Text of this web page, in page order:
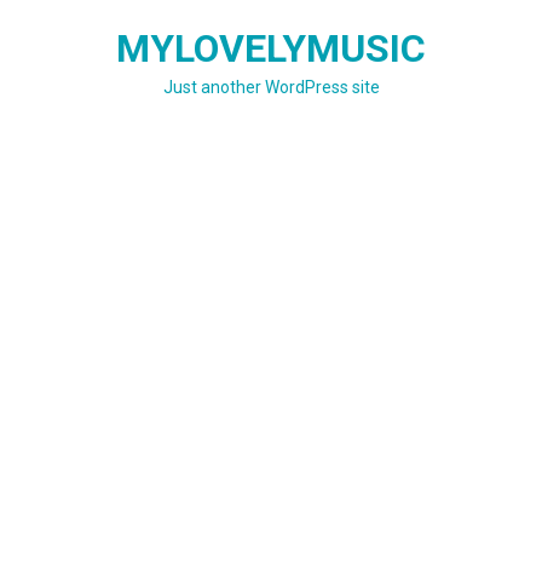
MYLOVELYMUSIC
Just another WordPress site